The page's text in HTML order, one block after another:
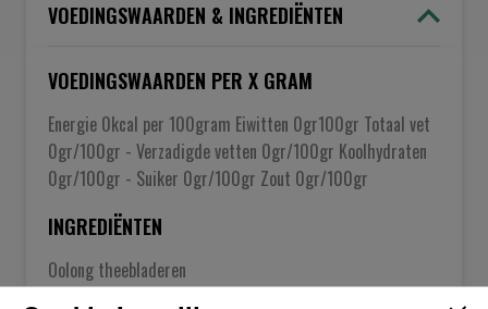
VOEDINGSWAARDEN & INGREDIËNTEN
VOEDINGSWAARDEN PER X GRAM
Energie 0kcal per 100gram Eiwitten 0gr100gr Totaal vet
0gr/100gr - Verzadigde vetten 0gr/100gr Koolhydraten
0gr/100gr - Suiker 0gr/100gr Zout 0gr/100gr
INGREDIËNTEN
Oolong theebladeren